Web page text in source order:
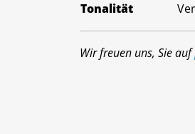
Tonalität
Wir freuen uns, Sie auf